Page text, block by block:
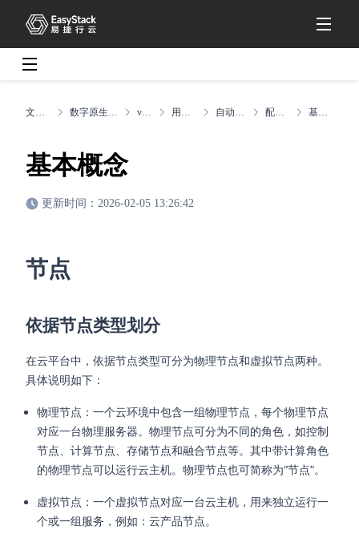
配置说明
基本概念
更新时间：2026-02-05 13:26:42
节点
依据节点类型划分
在云平台中，依据节点类型可分为物理节点和虚拟节点两种。
具体说明如下：
物理节点：一个云环境中包含一组物理节点，每个物理节点
对应一台物理服务器。物理节点可分为不同的角色，如控制
节点、计算节点、存储节点和融合节点等。其中带计算角色
的物理节点可以运行云主机。物理节点也可简称为“节点”。
虚拟节点：一个虚拟节点对应一台云主机，用来独立运行一
个或一组服务，例如：云产品节点。